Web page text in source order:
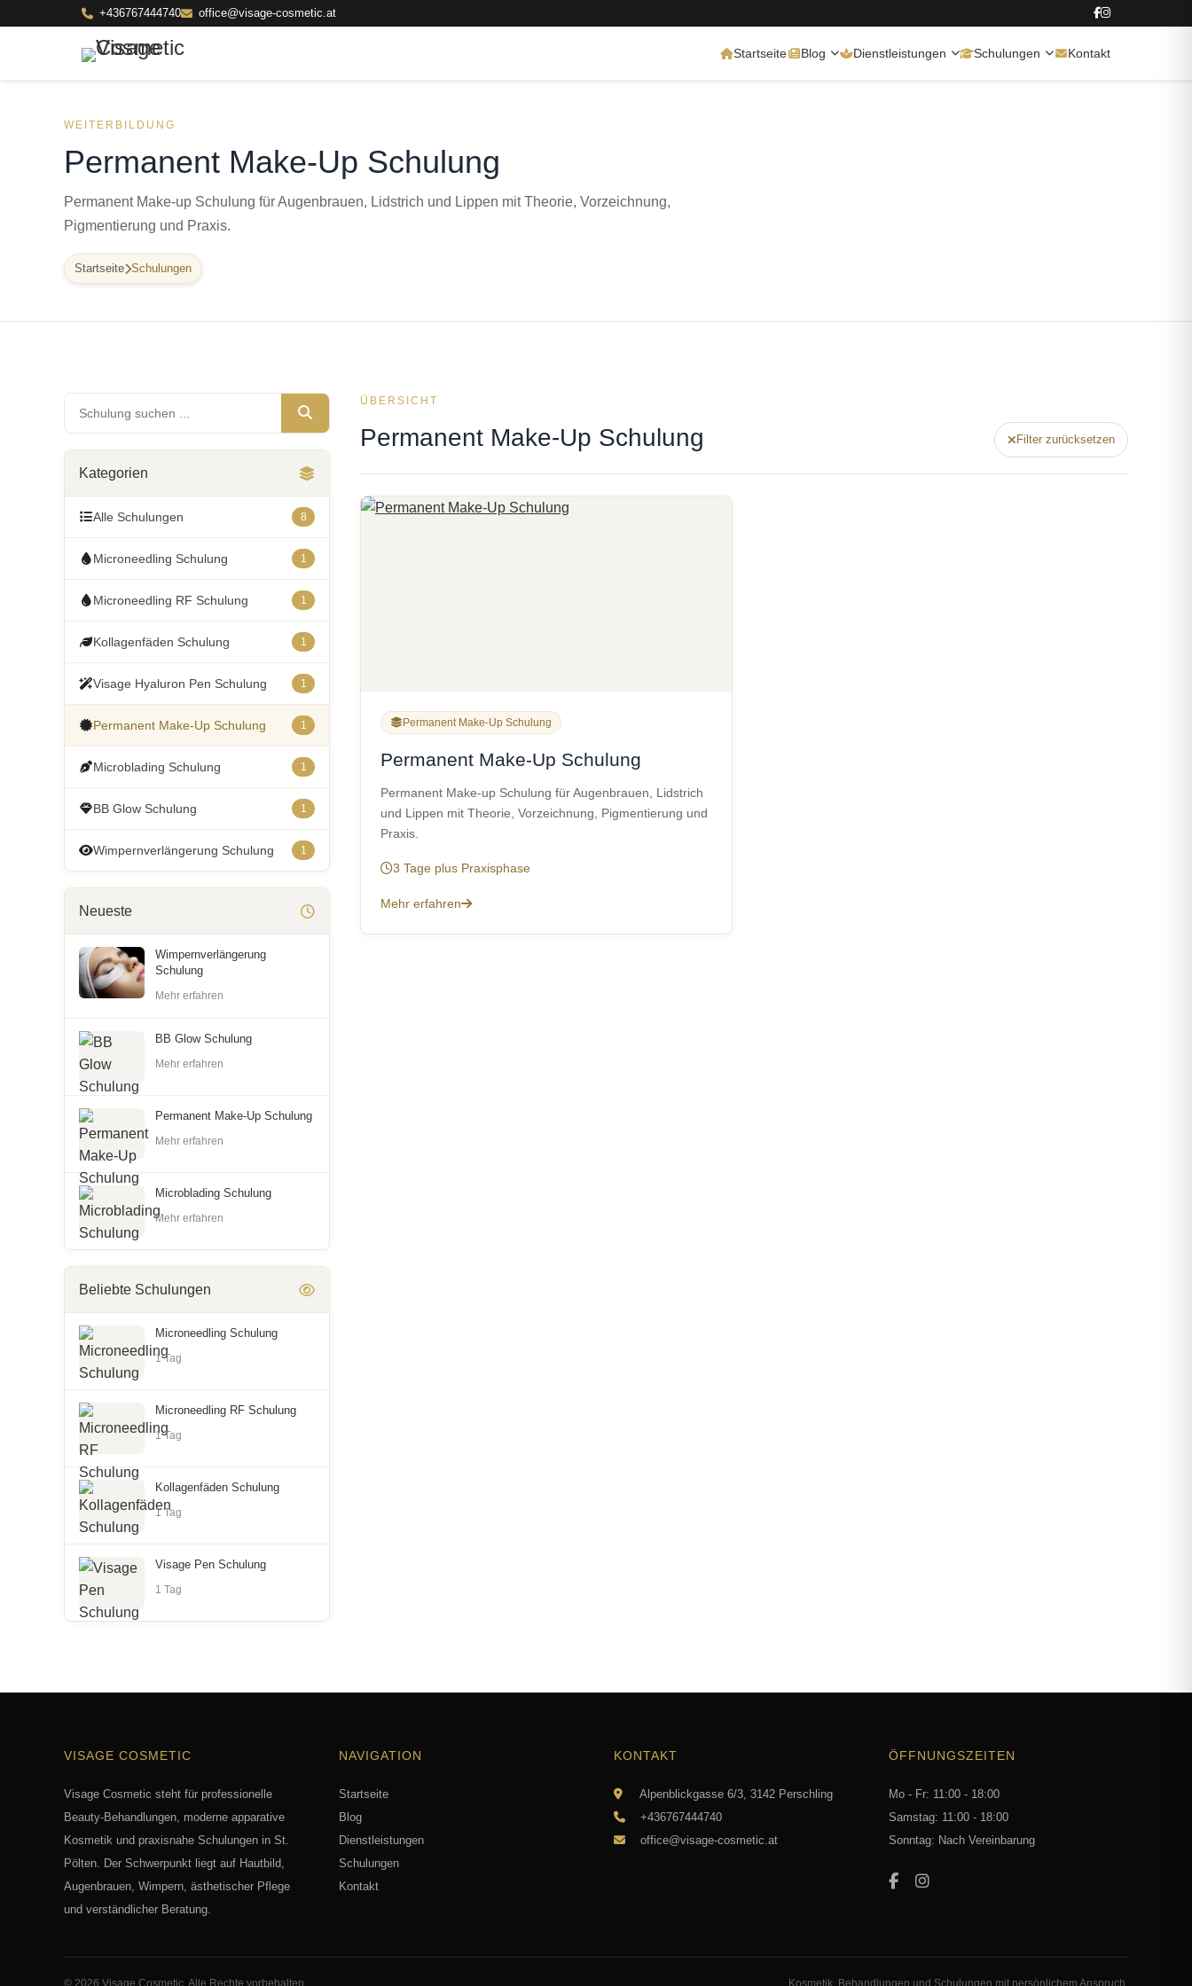
+436767444740 office@visage-cosmetic.at
Startseite Blog Dienstleistungen Schulungen Kontakt
WEITERBILDUNG
Permanent Make-Up Schulung
Permanent Make-up Schulung für Augenbrauen, Lidstrich und Lippen mit Theorie, Vorzeichnung,
Pigmentierung und Praxis.
Startseite Schulungen
Kategorien
Alle Schulungen 8
Microneedling Schulung 1
Microneedling RF Schulung 1
Kollagenfäden Schulung 1
Visage Hyaluron Pen Schulung 1
Permanent Make-Up Schulung 1
Microblading Schulung 1
BB Glow Schulung 1
Wimpernverlängerung Schulung 1
Neueste
Wimpernverlängerung
Schulung
Mehr erfahren
BB Glow Schulung
Mehr erfahren
Permanent Make-Up Schulung
Mehr erfahren
Microblading Schulung
Mehr erfahren
Beliebte Schulungen
Microneedling Schulung
1 Tag
Microneedling RF Schulung
1 Tag
Kollagenfäden Schulung
1 Tag
Visage Pen Schulung
1 Tag
ÜBERSICHT
Permanent Make-Up Schulung Filter zurücksetzen
Permanent Make-Up Schulung
Permanent Make-Up Schulung
Permanent Make-up Schulung für Augenbrauen, Lidstrich
und Lippen mit Theorie, Vorzeichnung, Pigmentierung und
Praxis.
3 Tage plus Praxisphase
Mehr erfahren
VISAGE COSMETIC
Visage Cosmetic steht für professionelle
Beauty-Behandlungen, moderne apparative
Kosmetik und praxisnahe Schulungen in St.
Pölten. Der Schwerpunkt liegt auf Hautbild,
Augenbrauen, Wimpern, ästhetischer Pflege
und verständlicher Beratung.
NAVIGATION
Startseite
Blog
Dienstleistungen
Schulungen
Kontakt
KONTAKT
Alpenblickgasse 6/3, 3142 Perschling
+436767444740
office@visage-cosmetic.at
ÖFFNUNGSZEITEN
Mo - Fr: 11:00 - 18:00
Samstag: 11:00 - 18:00
Sonntag: Nach Vereinbarung
© 2026 Visage Cosmetic. Alle Rechte vorbehalten. Kosmetik, Behandlungen und Schulungen mit persönlichem Anspruch.